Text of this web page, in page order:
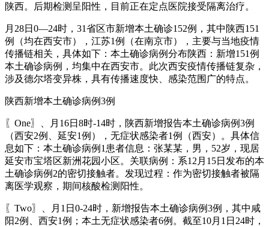
陕西。后期检测呈阳性，目前正在定点医院接受隔离治疗。
月28日0—24时，31省区市新增本土确诊152例，其中陕西151
例（均在西安市），江苏1例（在南京市），主要与当地疫情
传播链相关，具体如下：本土确诊病例分布陕西：新增151例
本土确诊病例，均集中在西安市。此次西安疫情传播链复杂，
涉及德尔塔变异株，具有传播速度快、感染范围广的特点。
陕西新增本土确诊病例3例
〖One〗、月16日8时-14时，陕西新增报告本土确诊病例3例
（西安2例、延安1例），无症状感染者1例（西安）。具体信
息如下：本土确诊病例1患者信息：张某某，男，52岁，现居
延安市宝塔区新洲花园小区。关联病例：系12月15日发布的本
土确诊病例2的密切接触者。发现过程：作为密切接触者被隔
离医学观察，期间核酸检测阳性。
〖Two〗、月1日0-24时，新增报告本土确诊病例3例，其中咸
阳2例、西安1例；本土无症状感染者6例。截至10月1日24时，